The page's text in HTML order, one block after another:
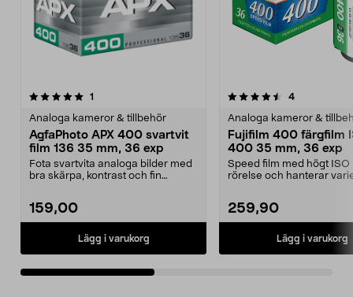
1
Analoga kameror & tillbehör
AgfaPhoto APX 400 svartvit
film 136 35 mm, 36 exp
Fota svartvita analoga bilder med
bra skärpa, kontrast och fin
159,00
Lägg i varukorg
4.5av 5 stjärnor 4recensioner
Analoga kameror &
Fujifilm 400 färgfilm
400 35 mm, 36 exp
Speed film med högt ISO
rörelse och hanterar
259,90
Lägg i varukorg
4.0av 5 stjärnor